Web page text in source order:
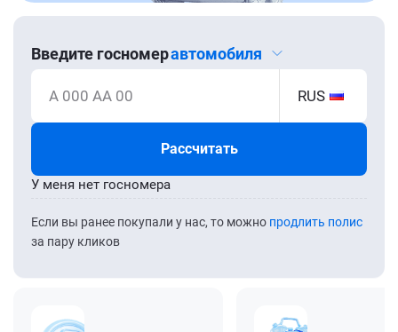
Введите госномеравтомобиля
А 000 АА 00 RUS
Рассчитать
Если вы ранее покупали у нас, то можно продлить полис
за пару кликов
У меня нет госномера